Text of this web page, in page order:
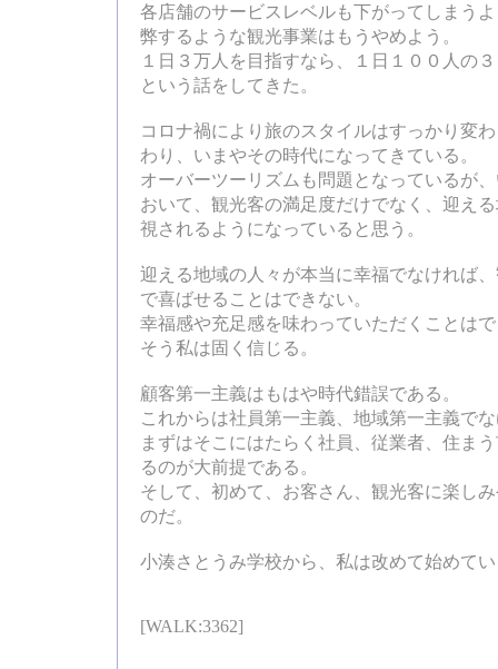
各店舗のサービスレベルも下がってしまう
弊するような観光事業はもうやめよう。
１日３万人を目指すなら、１日１００人の
という話をしてきた。
コロナ禍により旅のスタイルはすっかり変
わり、いまやその時代になってきている。
オーバーツーリズムも問題となっているが
おいて、観光客の満足度だけでなく、迎え
視されるようになっていると思う。
迎える地域の人々が本当に幸福でなければ
で喜ばせることはできない。
幸福感や充足感を味わっていただくことは
そう私は固く信じる。
顧客第一主義はもはや時代錯誤である。
これからは社員第一主義、地域第一主義で
まずはそこにはたらく社員、従業者、住ま
るのが大前提である。
そして、初めて、お客さん、観光客に楽し
のだ。
小湊さとうみ学校から、私は改めて始めて
[WALK:3362]